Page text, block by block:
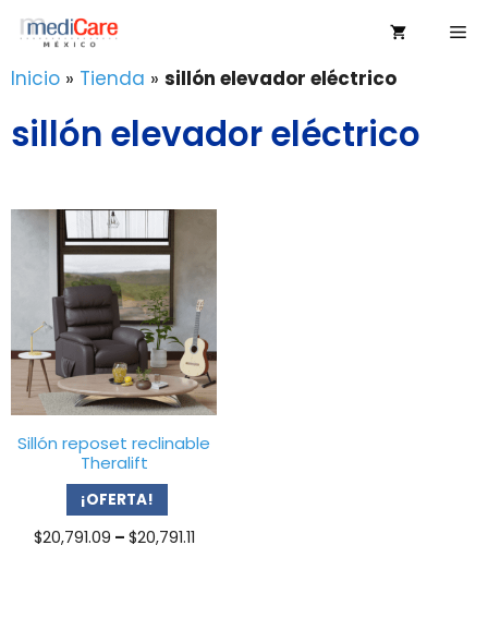
Saltar
contenido
Inicio » Tienda » sillón elevador eléctrico
sillón elevador eléctrico
Sillón reposet reclinable
Theralift
¡OFERTA!
$20,791.09 – $20,791.11Price